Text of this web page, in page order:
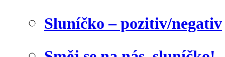
Sluníčko – pozitiv/negativ